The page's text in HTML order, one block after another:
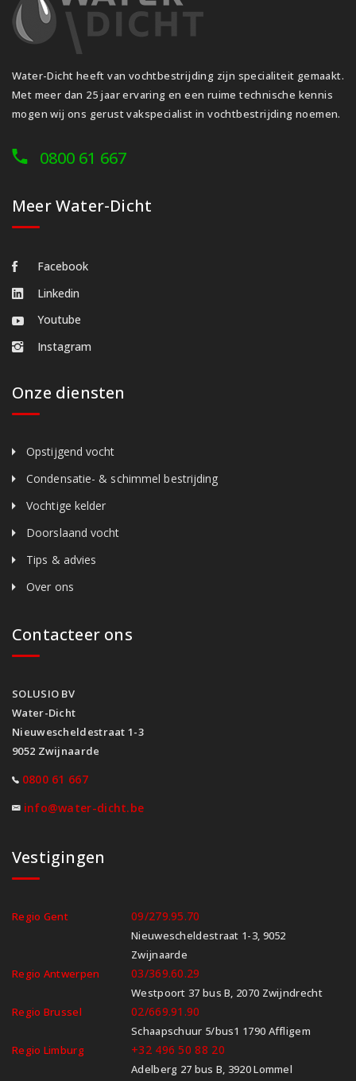
Water-Dicht heeft van vochtbestrijding zijn specialiteit gemaakt.
Met meer dan 25 jaar ervaring en een ruime technische kennis
mogen wij ons gerust vakspecialist in vochtbestrijding noemen.
0800 61 667
Meer Water-Dicht
Facebook
Linkedin
Youtube
Instagram
Onze diensten
Opstijgend vocht
Condensatie- & schimmel bestrijding
Vochtige kelder
Doorslaand vocht
Tips & advies
Over ons
Contacteer ons
SOLUSIO BV
Water-Dicht
Nieuwescheldestraat 1-3
9052 Zwijnaarde
0800 61 667
info@water-dicht.be
Vestigingen
Regio Gent 09/279.95.70
Nieuwescheldestraat 1-3, 9052
Zwijnaarde
Regio Antwerpen
03/369.60.29
Westpoort 37 bus B, 2070 Zwijndrecht
Regio Brussel
02/669.91.90
Schaapschuur 5/bus1 1790 Affligem
Regio Limburg
+32 496 50 88 20
Adelberg 27 bus B, 3920 Lommel